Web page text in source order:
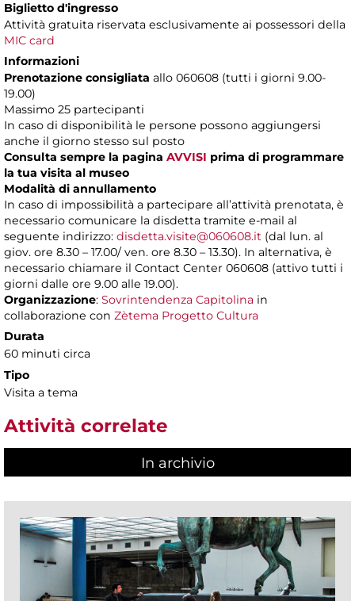
Biglietto d'ingresso
Attività gratuita riservata esclusivamente ai possessori della
MIC card
Informazioni
Prenotazione consigliata allo 060608 (tutti i giorni 9.00-
19.00)
Massimo 25 partecipanti
In caso di disponibilità le persone possono aggiungersi
anche il giorno stesso sul posto
Consulta sempre la pagina AVVISI prima di programmare
la tua visita al museo
Modalità di annullamento
In caso di impossibilità a partecipare all’attività prenotata, è
necessario comunicare la disdetta tramite e-mail al
seguente indirizzo: disdetta.visite@060608.it (dal lun. al
giov. ore 8.30 – 17.00/ ven. ore 8.30 – 13.30). In alternativa, è
necessario chiamare il Contact Center 060608 (attivo tutti i
giorni dalle ore 9.00 alle 19.00).
Organizzazione: Sovrintendenza Capitolina in
collaborazione con Zètema Progetto Cultura
Durata
60 minuti circa
Tipo
Visita a tema
Attività correlate
In archivio